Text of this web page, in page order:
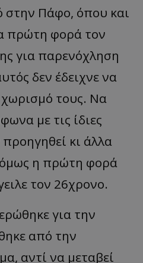
στην Πάφο, όπου και
πρώτη φορά τον
για παρενόχληση
δεν έδειχνε να
χωρισμό τους. Να
με τις ίδιες
κι άλλα
η πρώτη φορά
τον 26χρονο.
για την
από την
αντί να μεταβεί